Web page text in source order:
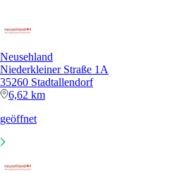
Neusehland
Niederkleiner Straße 1A
35260 Stadtallendorf
6,62 km
geöffnet